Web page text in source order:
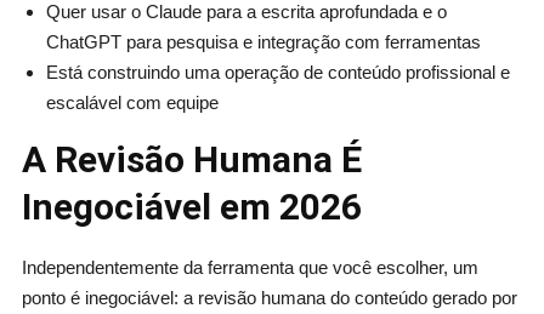
Quer usar o Claude para a escrita aprofundada e o
ChatGPT para pesquisa e integração com ferramentas
Está construindo uma operação de conteúdo profissional e
escalável com equipe
A Revisão Humana É
Inegociável em 2026
Independentemente da ferramenta que você escolher, um
ponto é inegociável: a revisão humana do conteúdo gerado por